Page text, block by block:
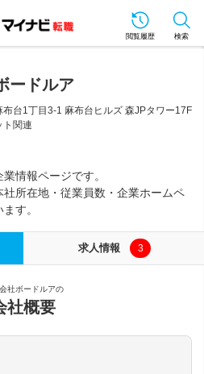
閲覧履歴 検索
ードルア
布台1丁目3-1 麻布台ヒルズ 森JPタワー17F
ト関連
情報ページです。
社所在地・従業員数・企業ホームペ
す。
求人情報 3
社ボードルアの
社概要